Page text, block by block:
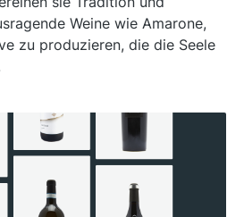
Weine wie Amarone,
zu produzieren, die die Seele